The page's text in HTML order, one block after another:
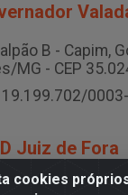
cookies
B - Capim,
MG - CEP
19.199.702/
Juiz de Fora
0, Área B2